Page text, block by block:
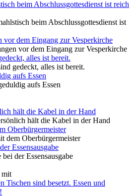
beim Abschlussgottesdienst ist
vor dem Eingang zur Vesperkirche
gedeckt, alles ist bereit.
aufs Essen
hält die Kabel in der Hand
dem Oberbürgermeister
der Essensausgabe
mit